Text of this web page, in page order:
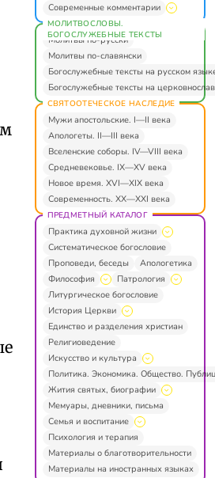
Современные комментарии
МОЛИТВОСЛОВЫ.
БОГОСЛУЖЕБНЫЕ ТЕКСТЫ
Молитвы по-русски
Молитвы по-славянски
Богослужебные тексты на русском
Богослужебные тексты на
СВЯТООТЕЧЕСКОЕ НАСЛЕДИЕ
Мужи апостольские. I—II века
Апологеты. II—III века
Вселенские соборы. IV—VIII века
Средневековье. IX—XV века
Новое время. XVI—XIX века
Современность. XX—XXI века
ПРЕДМЕТНЫЙ КАТАЛОГ
Практика духовной жизни
Систематическое богословие
Проповеди, беседы
Апологетика
Философия
Патрология
Литургическое богословие
История Церкви
Единство и разделения христиан
Религиоведение
Искусство и культура
Политика. Экономика. Общество.
Жития святых, биографии
Мемуары, дневники, письма
Семья и воспитание
Психология и терапия
Материалы о благотворительности
Материалы на иностранных языках